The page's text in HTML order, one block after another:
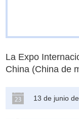
La Expo
China (China de
13 de junio